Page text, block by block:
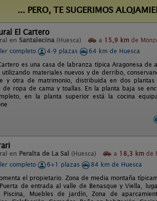
... PERO, TE SUGERIMOS
El Cartero
en Santalecina (Huesca) a 15,9 km de
completo
4-9 plazas
64 km de Huesca
es una casa de labranza típica Aragonesa
materiales nuevos y de derribo,
y otra de matrimonio, distribuida en dos
de ropa de cama y toallas. En la planta baja se
en la planta superior está la cocina
en Peralta de La Sal (Huesca) a 18,3 km de
completo
6+1 plazas
84 km de Huesca
el propietario. Zona de media montaña
de entrada al valle de Benasque y Viella,
Piscina, Muebles de jardín, Zona de